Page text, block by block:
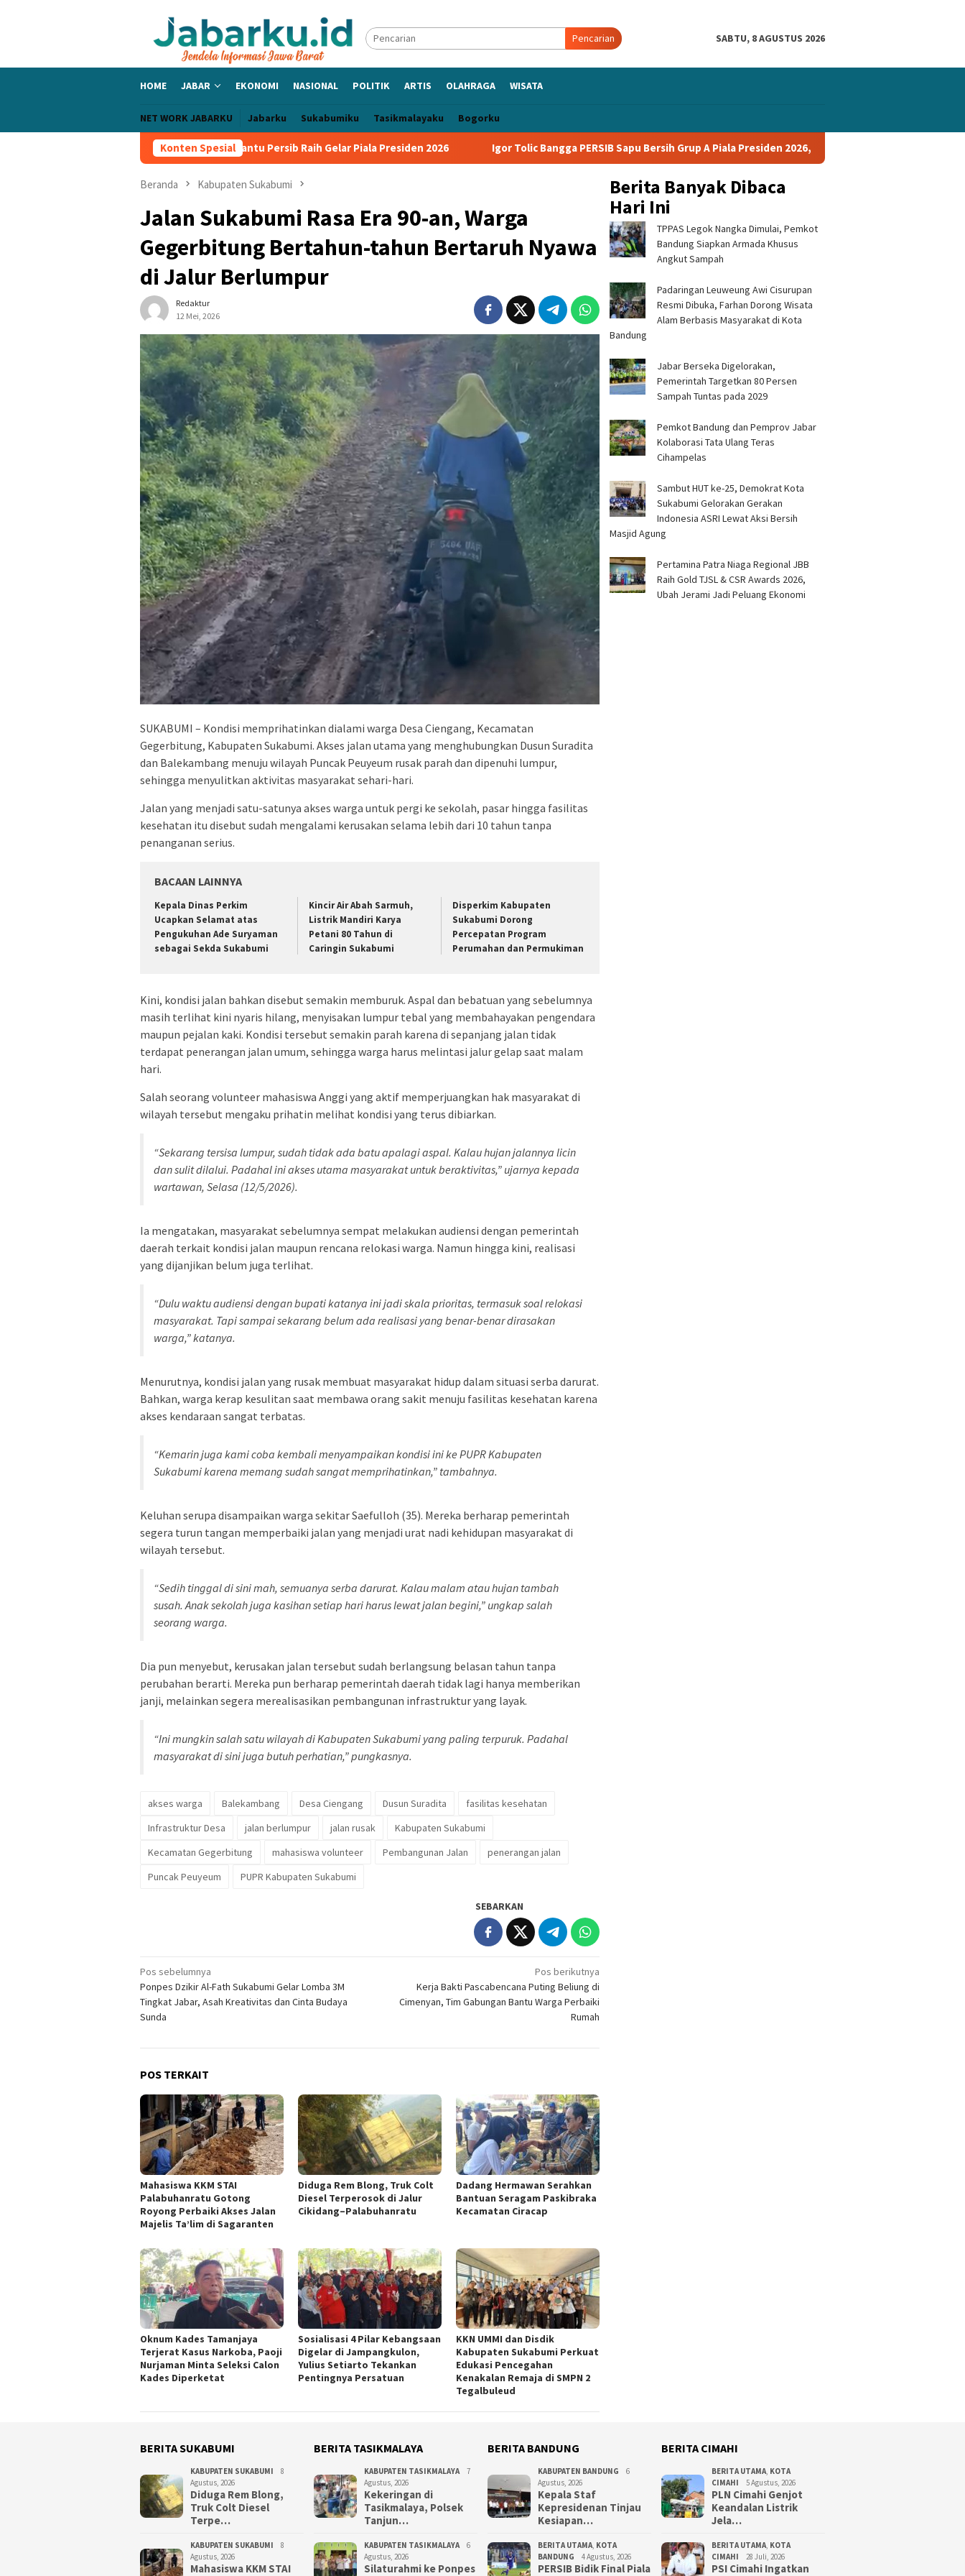
Pencarian SABTU, 8 AGUSTUS 2026
HOME JABAR EKONOMI NASIONAL POLITIK ARTIS OLAHRAGA WISATA
NET WORK JABARKU Jabarku Sukabumiku Tasikmalayaku Bogorku
Konten Spesial
Terus Berkembang, Siap Bantu Persib Raih Gelar Piala Presiden 2026 Igor Tolic Bangga PERSIB Sapu Bersih Grup A Piala Presiden 2026, Tiga Laga Tanpa Kebobolan
Beranda Kabupaten Sukabumi
Jalan Sukabumi Rasa Era 90-an, Warga
Gegerbitung Bertahun-tahun Bertaruh Nyawa
di Jalur Berlumpur
Redaktur
12 Mei, 2026
SUKABUMI – Kondisi memprihatinkan dialami warga Desa Ciengang, Kecamatan
Gegerbitung, Kabupaten Sukabumi. Akses jalan utama yang menghubungkan Dusun Suradita
dan Balekambang menuju wilayah Puncak Peuyeum rusak parah dan dipenuhi lumpur,
sehingga menyulitkan aktivitas masyarakat sehari-hari.
Jalan yang menjadi satu-satunya akses warga untuk pergi ke sekolah, pasar hingga fasilitas
kesehatan itu disebut sudah mengalami kerusakan selama lebih dari 10 tahun tanpa
penanganan serius.
BACAAN LAINNYA
Kepala Dinas Perkim
Ucapkan Selamat atas
Pengukuhan Ade Suryaman
sebagai Sekda Sukabumi
Kincir Air Abah Sarmuh,
Listrik Mandiri Karya
Petani 80 Tahun di
Caringin Sukabumi
Disperkim Kabupaten
Sukabumi Dorong
Percepatan Program
Perumahan dan Permukiman
Kini, kondisi jalan bahkan disebut semakin memburuk. Aspal dan bebatuan yang sebelumnya
masih terlihat kini nyaris hilang, menyisakan lumpur tebal yang membahayakan pengendara
maupun pejalan kaki. Kondisi tersebut semakin parah karena di sepanjang jalan tidak
terdapat penerangan jalan umum, sehingga warga harus melintasi jalur gelap saat malam
hari.
Salah seorang volunteer mahasiswa Anggi yang aktif memperjuangkan hak masyarakat di
wilayah tersebut mengaku prihatin melihat kondisi yang terus dibiarkan.
“Sekarang tersisa lumpur, sudah tidak ada batu apalagi aspal. Kalau hujan jalannya licin
dan sulit dilalui. Padahal ini akses utama masyarakat untuk beraktivitas,” ujarnya kepada
wartawan, Selasa (12/5/2026).
Ia mengatakan, masyarakat sebelumnya sempat melakukan audiensi dengan pemerintah
daerah terkait kondisi jalan maupun rencana relokasi warga. Namun hingga kini, realisasi
yang dijanjikan belum juga terlihat.
“Dulu waktu audiensi dengan bupati katanya ini jadi skala prioritas, termasuk soal relokasi
masyarakat. Tapi sampai sekarang belum ada realisasi yang benar-benar dirasakan
warga,” katanya.
Menurutnya, kondisi jalan yang rusak membuat masyarakat hidup dalam situasi serba darurat.
Bahkan, warga kerap kesulitan saat membawa orang sakit menuju fasilitas kesehatan karena
akses kendaraan sangat terbatas.
“Kemarin juga kami coba kembali menyampaikan kondisi ini ke PUPR Kabupaten
Sukabumi karena memang sudah sangat memprihatinkan,” tambahnya.
Keluhan serupa disampaikan warga sekitar Saefulloh (35). Mereka berharap pemerintah
segera turun tangan memperbaiki jalan yang menjadi urat nadi kehidupan masyarakat di
wilayah tersebut.
“Sedih tinggal di sini mah, semuanya serba darurat. Kalau malam atau hujan tambah
susah. Anak sekolah juga kasihan setiap hari harus lewat jalan begini,” ungkap salah
seorang warga.
Dia pun menyebut, kerusakan jalan tersebut sudah berlangsung belasan tahun tanpa
perubahan berarti. Mereka pun berharap pemerintah daerah tidak lagi hanya memberikan
janji, melainkan segera merealisasikan pembangunan infrastruktur yang layak.
“Ini mungkin salah satu wilayah di Kabupaten Sukabumi yang paling terpuruk. Padahal
masyarakat di sini juga butuh perhatian,” pungkasnya.
akses warga Balekambang Desa Ciengang Dusun Suradita
fasilitas kesehatan
Infrastruktur Desa
jalan berlumpur jalan rusak
Kabupaten Sukabumi
Kecamatan Gegerbitung
mahasiswa volunteer Pembangunan Jalan
penerangan jalan
Puncak Peuyeum
PUPR Kabupaten Sukabumi
SEBARKAN
Navigasi
pos
Pos sebelumnya
Ponpes Dzikir Al-Fath Sukabumi Gelar Lomba 3M
Tingkat Jabar, Asah Kreativitas dan Cinta Budaya
Sunda
Pos berikutnya
Kerja Bakti Pascabencana Puting Beliung di
Cimenyan, Tim Gabungan Bantu Warga Perbaiki
Rumah
POS TERKAIT
Mahasiswa KKM STAI
Palabuhanratu Gotong
Royong Perbaiki Akses Jalan
Majelis Ta’lim di Sagaranten
Diduga Rem Blong, Truk Colt
Diesel Terperosok di Jalur
Cikidang–Palabuhanratu
Dadang Hermawan Serahkan
Bantuan Seragam Paskibraka
Kecamatan Ciracap
Oknum Kades Tamanjaya
Terjerat Kasus Narkoba, Paoji
Nurjaman Minta Seleksi Calon
Kades Diperketat
Sosialisasi 4 Pilar Kebangsaan
Digelar di Jampangkulon,
Yulius Setiarto Tekankan
Pentingnya Persatuan
KKN UMMI dan Disdik
Kabupaten Sukabumi Perkuat
Edukasi Pencegahan
Kenakalan Remaja di SMPN 2
Tegalbuleud
Berita Banyak Dibaca
Hari Ini
TPPAS Legok Nangka Dimulai, Pemkot
Bandung Siapkan Armada Khusus
Angkut Sampah
Padaringan Leuweung Awi Cisurupan
Resmi Dibuka, Farhan Dorong Wisata
Alam Berbasis Masyarakat di Kota
Bandung
Jabar Berseka Digelorakan,
Pemerintah Targetkan 80 Persen
Sampah Tuntas pada 2029
Pemkot Bandung dan Pemprov Jabar
Kolaborasi Tata Ulang Teras
Cihampelas
Sambut HUT ke-25, Demokrat Kota
Sukabumi Gelorakan Gerakan
Indonesia ASRI Lewat Aksi Bersih
Masjid Agung
Pertamina Patra Niaga Regional JBB
Raih Gold TJSL & CSR Awards 2026,
Ubah Jerami Jadi Peluang Ekonomi
BERITA SUKABUMI
KABUPATEN SUKABUMI
8
Agustus, 2026
Diduga Rem Blong,
Truk Colt Diesel
Terpe…
KABUPATEN SUKABUMI
8
Agustus, 2026
Mahasiswa KKM STAI
BERITA TASIKMALAYA
KABUPATEN TASIKMALAYA
7
Agustus, 2026
Kekeringan di
Tasikmalaya, Polsek
Tanjun…
KABUPATEN TASIKMALAYA
6
Agustus, 2026
Silaturahmi ke Ponpes
BERITA BANDUNG
KABUPATEN BANDUNG
6
Agustus, 2026
Kepala Staf
Kepresidenan Tinjau
Kesiapan…
BERITA UTAMA KOTA
BANDUNG
4 Agustus, 2026
PERSIB Bidik Final Piala
BERITA CIMAHI
BERITA UTAMA KOTA
CIMAHI
5 Agustus, 2026
PLN Cimahi Genjot
Keandalan Listrik
Jela…
BERITA UTAMA KOTA
CIMAHI
28 Juli, 2026
PSI Cimahi Ingatkan